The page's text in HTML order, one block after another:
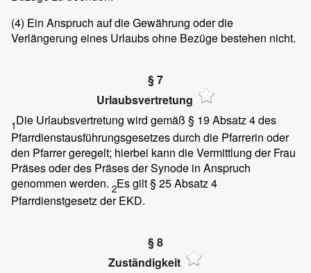
(4) Ein Anspruch auf die Gewährung oder die
Verlängerung eines Urlaubs ohne Bezüge bestehen nicht.
§ 7
Urlaubsvertretung
1Die Urlaubsvertretung wird gemäß § 19 Absatz 4 des
Pfarrdienstausführungsgesetzes durch die Pfarrerin oder
den Pfarrer geregelt; hierbei kann die Vermittlung der Frau
Präses oder des Präses der Synode in Anspruch
genommen werden. 2Es gilt § 25 Absatz 4
Pfarrdienstgesetz der EKD.
§ 8
Zuständigkeit